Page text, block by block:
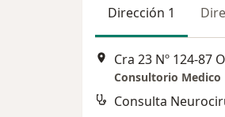
Dirección 1
Cra 23 Nº 124-87
Consultorio Medico
Consulta